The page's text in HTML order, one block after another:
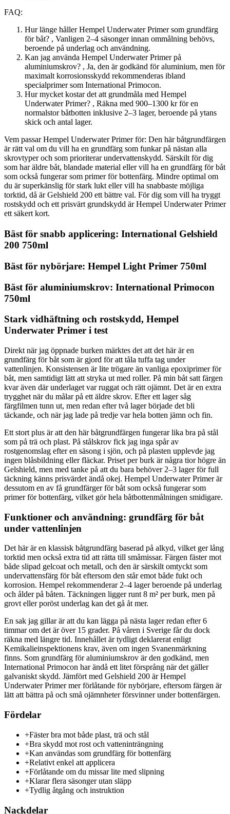
FAQ:
Hur länge håller Hempel Underwater Primer som grundfärg
för båt? , Vanligen 2–4 säsonger innan ommålning behövs,
beroende på underlag och användning.
Kan jag använda Hempel Underwater Primer på
aluminiumskrov? , Ja, den är godkänd för aluminium, men för
maximalt korrosionsskydd rekommenderas ibland
specialprimer som International Primocon.
Hur mycket kostar det att grundmåla med Hempel
Underwater Primer? , Räkna med 900–1300 kr för en
normalstor båtbotten inklusive 2–3 lager, beroende på ytans
skick och antal lager.
Vem passar Hempel Underwater Primer för: Den här båtgrundfärgen
är rätt val om du vill ha en grundfärg som funkar på nästan alla
skrovtyper och som prioriterar undervattenskydd. Särskilt för dig
som har äldre båt, blandade material eller vill ha en grundfärg för båt
som också fungerar som primer för bottenfärg. Mindre optimal om
du är superkänslig för stark lukt eller vill ha snabbaste möjliga
torktid, då är Gelshield 200 ett bättre val. För dig som vill ha tryggt
rostskydd och ett prisvärt grundskydd är Hempel Underwater Primer
ett säkert kort.
Bäst för snabb applicering: International Gelshield
200 750ml
Bäst för nybörjare: Hempel Light Primer 750ml
Bäst för aluminiumskrov: International Primocon
750ml
Stark vidhäftning och rostskydd, Hempel
Underwater Primer i test
Direkt när jag öppnade burken märktes det att det här är en
grundfärg för båt som är gjord för att tåla tuffa tag under
vattenlinjen. Konsistensen är lite trögare än vanliga epoxiprimer för
båt, men samtidigt lätt att stryka ut med roller. På min båt satt färgen
kvar även där underlaget var ruggat och rätt ojämnt. Det är en extra
trygghet när du målar på ett äldre skrov. Efter ett lager såg
färgfilmen tunn ut, men redan efter två lager började det bli
täckande, och när jag lade på tredje var hela botten jämn och fin.
Ett stort plus är att den här båtgrundfärgen fungerar lika bra på stål
som på trä och plast. På stålskrov fick jag inga spår av
rostgenomslag efter en säsong i sjön, och på plasten upplevde jag
ingen blåsbildning eller fläckar. Priset per burk är några tior högre än
Gelshield, men med tanke på att du bara behöver 2–3 lager för full
täckning känns prisvärdet ändå okej. Hempel Underwater Primer är
dessutom en av få grundfärger för båt som också fungerar som
primer för bottenfärg, vilket gör hela båtbottenmålningen smidigare.
Funktioner och användning: grundfärg för båt
under vattenlinjen
Det här är en klassisk båtgrundfärg baserad på alkyd, vilket ger lång
torktid men också extra tid att rätta till småmissar. Färgen fäster mot
både slipad gelcoat och metall, och den är särskilt omtyckt som
undervattensfärg för båt eftersom den står emot både fukt och
korrosion. Hempel rekommenderar 2–4 lager beroende på underlag
och ålder på båten. Täckningen ligger runt 8 m² per burk, men på
grovt eller poröst underlag kan det gå åt mer.
En sak jag gillar är att du kan lägga på nästa lager redan efter 6
timmar om det är över 15 grader. På våren i Sverige får du dock
räkna med längre tid. Innehållet är tydligt deklarerat enligt
Kemikalieinspektionens krav, även om ingen Svanenmärkning
finns. Som grundfärg för aluminiumskrov är den godkänd, men
International Primocon har ändå ett litet försprång när det gäller
galvaniskt skydd. Jämfört med Gelshield 200 är Hempel
Underwater Primer mer förlåtande för nybörjare, eftersom färgen är
lätt att bättra på och små ojämnheter försvinner under bottenfärgen.
Fördelar
+Fäster bra mot både plast, trä och stål
+Bra skydd mot rost och vatteninträngning
+Kan användas som grundfärg för bottenfärg
+Relativt enkel att applicera
+Förlåtande om du missar lite med slipning
+Klarar flera säsonger utan släpp
+Tydlig åtgång och instruktion
Nackdelar